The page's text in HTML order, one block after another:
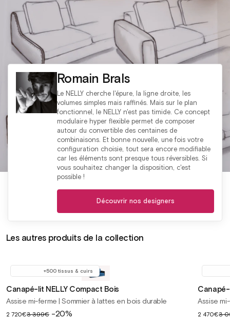
Romain Brals
Le NELLY cherche l'épure, la ligne droite, les
volumes simples mais raffinés. Mais sur le plan
fonctionnel, le NELLY n'est pas timide. Ce concept
modulaire hyper flexible permet de composer
autour du convertible des centaines de
combinaisons. Et bonne nouvelle, une fois votre
configuration choisie, tout sera encore modifiable
car les éléments sont presque tous réversibles. Si
vous souhaitez changer la disposition, c'est
possible !
Découvrir nos designers
Les autres produits de la collection
+500 tissus & cuirs
Canapé-lit NELLY Compact Bois
Assise mi-ferme | Sommier à lattes en bois durable
Prix
2 720€3 399€ -20%
Assise
Prix
2 470€3